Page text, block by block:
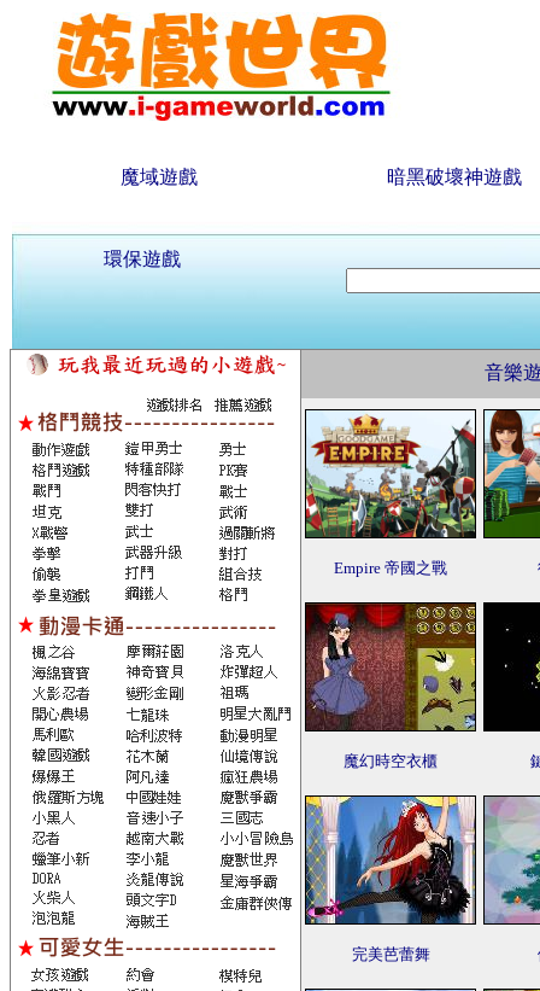
魔域遊戲 暗黑破壞神遊戲
環保遊戲
音樂
Empire 帝國之戰
魔幻時空衣櫃
完美芭蕾舞